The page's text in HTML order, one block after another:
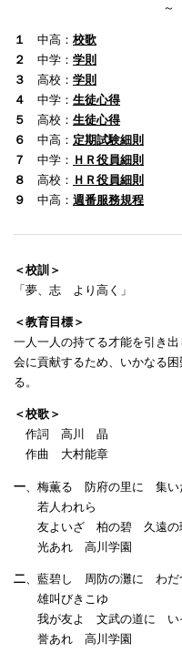
１ 中高： 校歌
２ 中学： 学則
３ 高校： 学則
４ 中学： 生徒心得
５ 高校： 生徒心得
６ 中高： 定期試験細則
７ 中学： ＨＲ役員細則
８ 高校： ＨＲ役員細則
９ 中高： 週番服務規程
＜校訓＞
「夢、志 より高く」
＜教育目標＞
一人一人の持てる才能を引き
会に貢献するため、いかなる
る。
＜校歌＞
作詞 高川 晶
作曲 大村能章
一 、梅薫る 防府の里に 集い
若人われら
友よいざ 柏の碧 久遠の
光あれ 高川学園
二 、藍碧し 周防の灘に わだ
雄叫びきこゆ
我が友よ 文武の道に い
誉あれ 高川学園